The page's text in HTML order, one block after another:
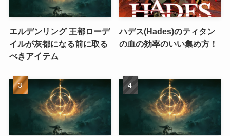
エルデンリング 王都ローデ
イルが灰都になる前に取る
べきアイテム
ハデス(Hades)のティタン
の血の効率のいい集め方！